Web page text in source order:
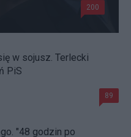
200
w sojusz. Terlecki
PiS
89
"48 godzin po